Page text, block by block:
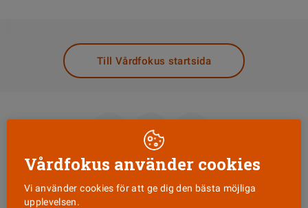
Till Vårdfokus startsida
Läs senaste numret
Vårdfokus använder cookies
Vi använder cookies för att ge dig den bästa möjliga
upplevelsen.